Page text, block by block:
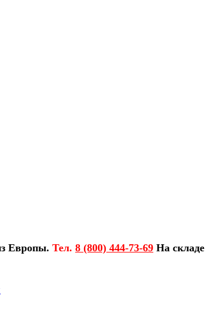
Европы. Тел. 8 (800) 444-73-69 На